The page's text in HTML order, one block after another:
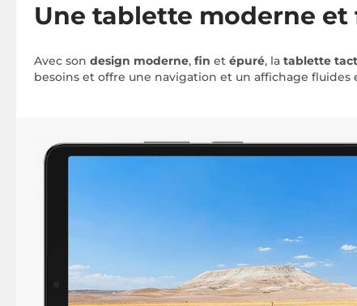
Une tablette moderne
Avec son design moderne, fin et épuré, la tablette
besoins et offre une navigation et un affichage fluides